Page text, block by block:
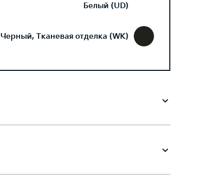
Белый (UD)
Черный, Тканевая отделка (WK)